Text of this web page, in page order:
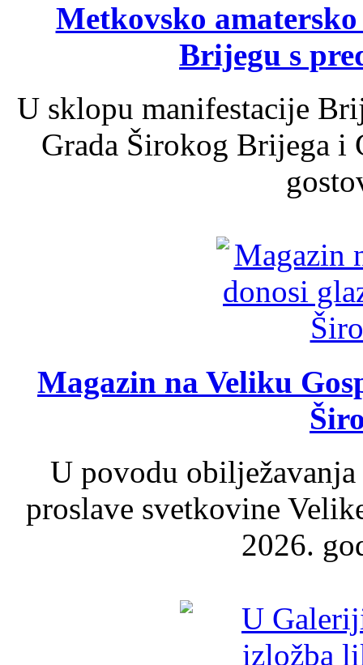
Metkovsko
Brijegu s
U sklopu manifestacije
Grada Širokog Brijega
Magazin na Veliku
U povodu
proslave svetkovine
2026.